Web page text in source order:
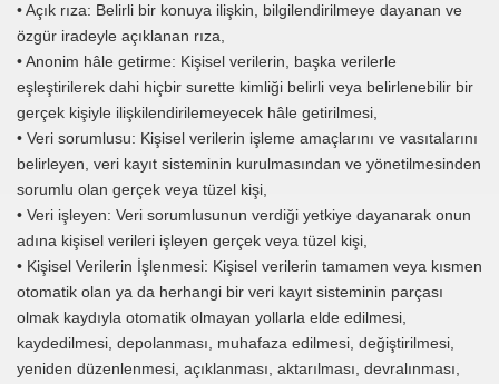
• Açık rıza: Belirli bir konuya ilişkin, bilgilendirilmeye dayanan ve
özgür iradeyle açıklanan rıza,
• Anonim hâle getirme: Kişisel verilerin, başka verilerle
eşleştirilerek dahi hiçbir surette kimliği belirli veya belirlenebilir bir
gerçek kişiyle ilişkilendirilemeyecek hâle getirilmesi,
• Veri sorumlusu: Kişisel verilerin işleme amaçlarını ve vasıtalarını
belirleyen, veri kayıt sisteminin kurulmasından ve yönetilmesinden
sorumlu olan gerçek veya tüzel kişi,
• Veri işleyen: Veri sorumlusunun verdiği yetkiye dayanarak onun
adına kişisel verileri işleyen gerçek veya tüzel kişi,
• Kişisel Verilerin İşlenmesi: Kişisel verilerin tamamen veya kısmen
otomatik olan ya da herhangi bir veri kayıt sisteminin parçası
olmak kaydıyla otomatik olmayan yollarla elde edilmesi,
kaydedilmesi, depolanması, muhafaza edilmesi, değiştirilmesi,
yeniden düzenlenmesi, açıklanması, aktarılması, devralınması,